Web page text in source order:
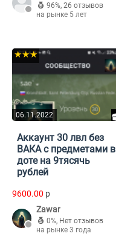
96%, 26 отзывов
на рынке 5 лет
06.11.2022
★★★
Аккаунт 30 лвл без
ВАКА с предметами в
доте на 9тясячь
рублей
9600.00 p
Zawar
0%, Нет отзывов
на рынке 3 года